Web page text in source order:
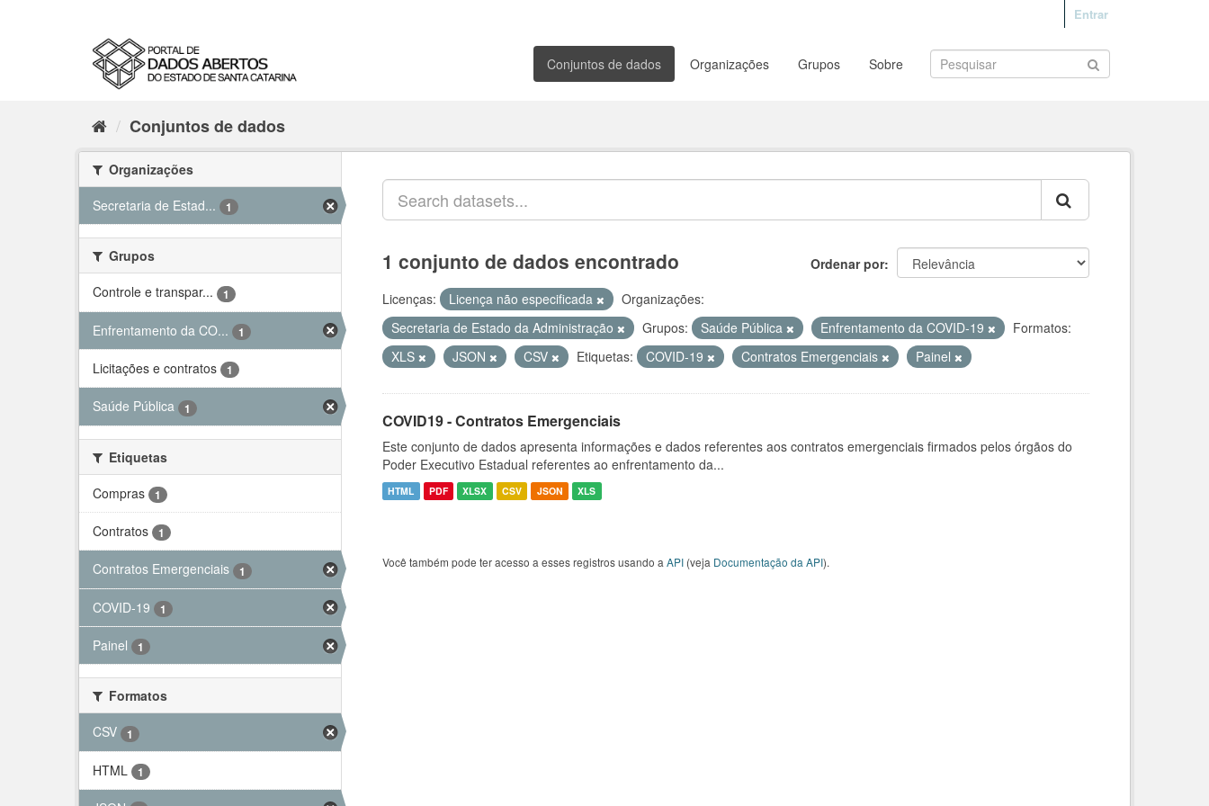
Entrar
Conjuntos de dados Organizações Grupos Sobre
Conjuntos de dados
Organizações
Secretaria de Estad...
1
Grupos
Controle e transpar...
1
Enfrentamento da CO... 1
Licitações e contratos 1
Saúde Pública 1
Etiquetas
Compras
1
Contratos 1
Contratos Emergenciais 1
COVID-19 1
Painel 1
Formatos
CSV
1
HTML 1
Ordenar por
1 conjunto de dados encontrado
Licenças: Licença não especificada
Organizações:
Secretaria de Estado da Administração
Grupos: Saúde Pública Enfrentamento da COVID-19
Formatos:
XLS
JSON CSV Etiquetas: COVID-19 Contratos Emergenciais Painel
COVID19 - Contratos Emergenciais
Este conjunto de dados apresenta informações e dados referentes aos contratos emergenciais firmados pelos órgãos do
Poder Executivo Estadual referentes ao enfrentamento da...
HTML PDF XLSX CSV JSON XLS
Você também pode ter acesso a esses registros usando a API (veja Documentação da API).